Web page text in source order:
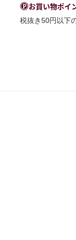
お買い物ポイ
税抜き50円以下